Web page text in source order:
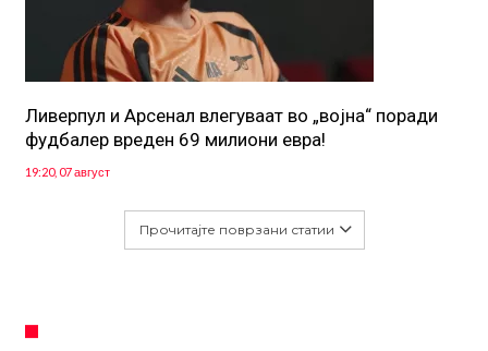
Ливерпул и Арсенал влегуваат во „војна“ поради
фудбалер вреден 69 милиони евра!
19:20, 07 август
Прочитајте поврзани статии